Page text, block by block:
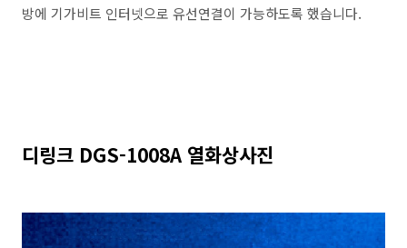
방에 기가비트 인터넷으로 유선연결이 가능하도록 했습니다.
디링크 DGS-1008A 열화상사진